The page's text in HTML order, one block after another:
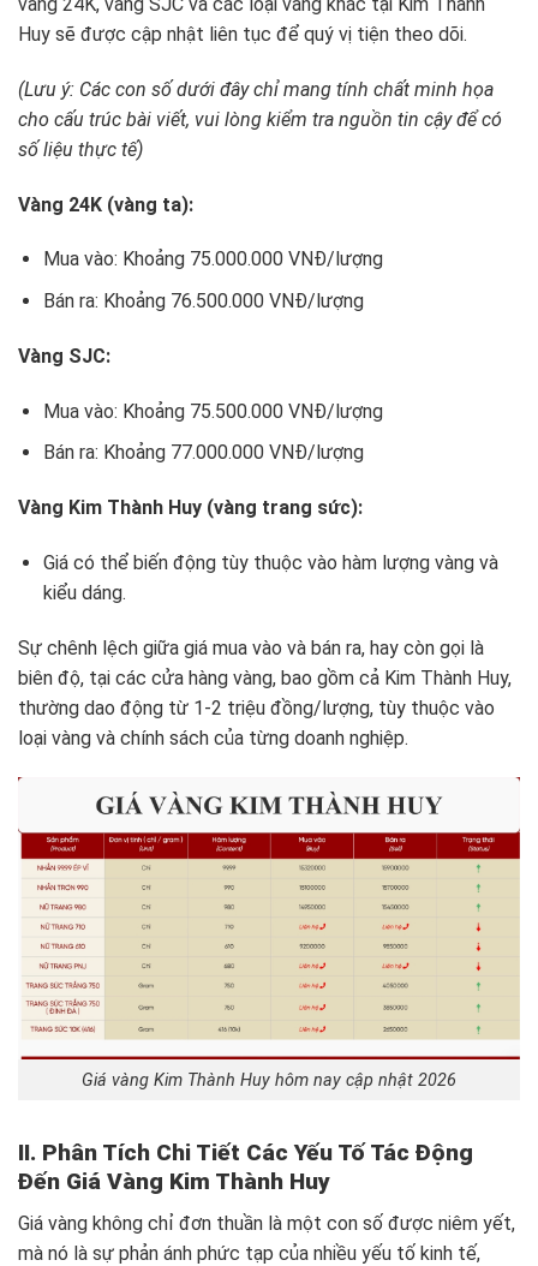
Huy sẽ được cập nhật liên tục để quý vị tiện theo dõi.
(Lưu ý: Các con số dưới đây chỉ mang tính chất minh họa
cho cấu trúc bài viết, vui lòng kiểm tra nguồn tin cậy để có
số liệu thực tế)
Vàng 24K (vàng ta):
Mua vào: Khoảng 75.000.000 VNĐ/lượng
Bán ra: Khoảng 76.500.000 VNĐ/lượng
Vàng SJC:
Mua vào: Khoảng 75.500.000 VNĐ/lượng
Bán ra: Khoảng 77.000.000 VNĐ/lượng
Vàng Kim Thành Huy (vàng trang sức):
Giá có thể biến động tùy thuộc vào hàm lượng vàng và
kiểu dáng.
Sự chênh lệch giữa giá mua vào và bán ra, hay còn gọi là
biên độ, tại các cửa hàng vàng, bao gồm cả Kim Thành Huy,
thường dao động từ 1-2 triệu đồng/lượng, tùy thuộc vào
loại vàng và chính sách của từng doanh nghiệp.
Giá vàng Kim Thành Huy hôm nay cập nhật 2026
II. Phân Tích Chi Tiết Các Yếu Tố Tác Động
Đến Giá Vàng Kim Thành Huy
Giá vàng không chỉ đơn thuần là một con số được niêm yết,
mà nó là sự phản ánh phức tạp của nhiều yếu tố kinh tế,